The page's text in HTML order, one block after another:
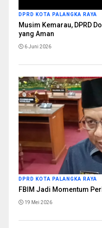
DPRD KOTA PALANGKA RAYA
Musim Kemarau, DPRD
yang Aman
6 Juni 2026
DPRD KOTA PALANGKA RAYA
FBIM Jadi Momentum
19 Mei 2026